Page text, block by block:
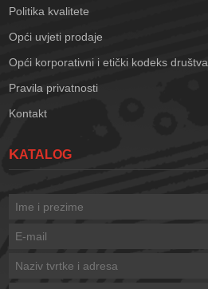
Politika kvalitete
Opći uvjeti prodaje
Opći korporativni i etički kodeks društva
Pravila privatnosti
Kontakt
KATALOG